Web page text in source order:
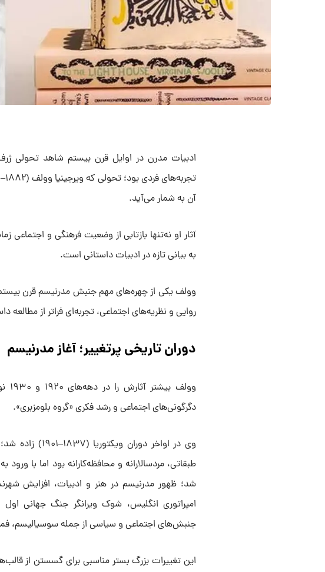
ادبیات مدرن در اوایل قرن بیستم شاهد تحولی
آن به شمار می‌آید.
آثار او نه‌تنها بازتابی از وضعیت فرهنگی و
به بیانی تازه در ادبیات داستانی است.
وولف یکی از چهره‌های مهم جنبش مدرنیسم قرن
روایی و نظریه‌های اجتماعی، تجربه‌ای فراتر از مطالعه
دوران تاریخی پرتغییر؛ آغاز مدرنیسم
دگرگونی‌های اجتماعی و رشد فکری «گروه بلومزبری».
وی در اواخر
طبقاتی، مردسالارانه و محافظه‌کارانه بود اما با
شد؛ ظهور مدرنیسم در هنر و ادبیات، افزایش
جنبش‌های اجتماعی و سیاسی از جمله سوسیالیسم،
این تغییرات بزرگ بستر مناسبی برای گسستن از